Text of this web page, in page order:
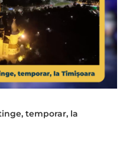
temporar, la